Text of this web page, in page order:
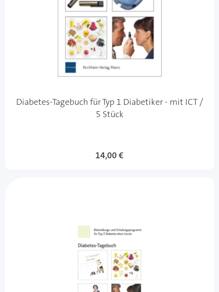
Diabetes-Tagebuch für Typ 1 Diabetiker - mit ICT /
5 Stück
14,00 €